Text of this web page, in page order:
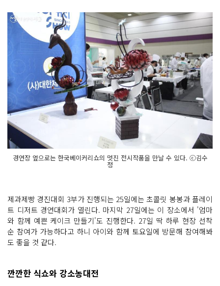
경연장 옆으로는 한국베이커리쇼의 멋진 전시작품을 만날 수 있다. ⓒ김수
정
제과제빵 경진대회 3부가 진행되는 25일에는 초콜릿 봉봉과 플레이
트 디저트 경연대회가 열린다. 마지막 27일에는 이 장소에서 '엄마
와 함께 예쁜 케이크 만들기'도 진행한다. 27일 딱 하루 현장 선착
순 참여가 가능하다고 하니 아이와 함께 토요일에 방문해 참여해봐
도 좋을 것 같다.
깐깐한 식쇼와 강소농대전